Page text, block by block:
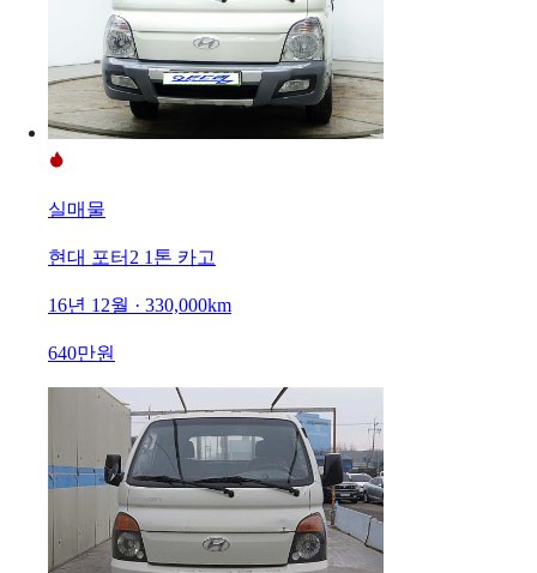
실매물
현대 포터2 1톤 카고
16년 12월 · 330,000km
640만원